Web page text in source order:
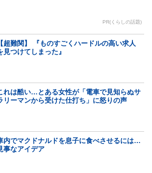
PR(くらしの話題)
【超難関】 『ものすごくハードルの高い求人
見つけてしまった』
れは酷い…とある女性が「電車で見知らぬサ
リーマンから受けた仕打ち」に怒りの声
内でマクドナルドを息子に食べさせるには…
事なアイデア